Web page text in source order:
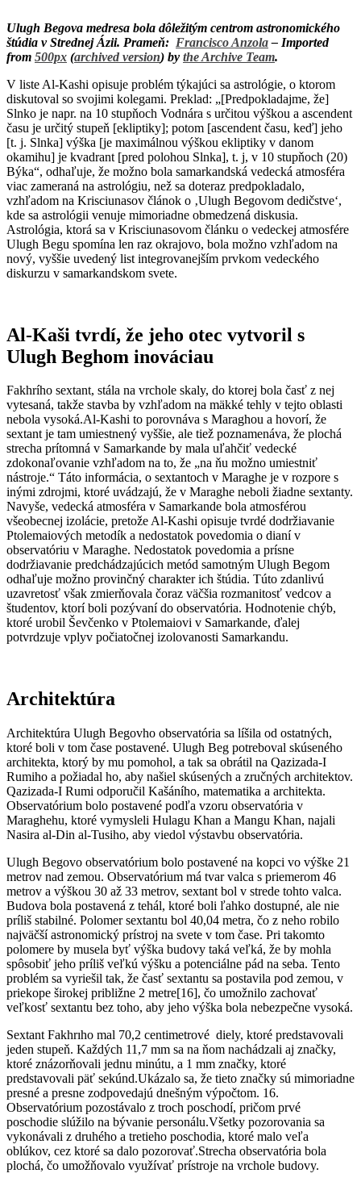
Ulugh Begova medresa bola dôležitým centrom astronomického
štúdia v Strednej Ázii. Prameň: Francisco Anzola– Imported
from 500px (archived version) by the Archive Team.
V liste Al-Kashi opisuje problém týkajúci sa astrológie, o ktorom
diskutoval so svojimi kolegami. Preklad: „[Predpokladajme, že]
Slnko je napr. na 10 stupňoch Vodnára s určitou výškou a ascendent
času je určitý stupeň [ekliptiky]; potom [ascendent času, keď] jeho
[t. j. Slnka] výška [je maximálnou výškou ekliptiky v danom
okamihu] je kvadrant [pred polohou Slnka], t. j, v 10 stupňoch (20)
Býka“, odhaľuje, že možno bola samarkandská vedecká atmosféra
viac zameraná na astrológiu, než sa doteraz predpokladalo,
vzhľadom na Krisciunasov článok o ‚Ulugh Begovom dedičstve‘,
kde sa astrológii venuje mimoriadne obmedzená diskusia.
Astrológia, ktorá sa v Krisciunasovom článku o vedeckej atmosfére
Ulugh Begu spomína len raz okrajovo, bola možno vzhľadom na
nový, vyššie uvedený list integrovanejším prvkom vedeckého
diskurzu v samarkandskom svete.
Al-Kaši tvrdí, že jeho otec vytvoril s
Ulugh Beghom inováciau
Fakhrího sextant, stála na vrchole skaly, do ktorej bola časť z nej
vytesaná, takže stavba by vzhľadom na mäkké tehly v tejto oblasti
nebola vysoká.Al-Kashi to porovnáva s Maraghou a hovorí, že
sextant je tam umiestnený vyššie, ale tiež poznamenáva, že plochá
strecha prítomná v Samarkande by mala uľahčiť vedecké
zdokonaľovanie vzhľadom na to, že „na ňu možno umiestniť
nástroje.“ Táto informácia, o sextantoch v Maraghe je v rozpore s
inými zdrojmi, ktoré uvádzajú, že v Maraghe neboli žiadne sextanty.
Navyše, vedecká atmosféra v Samarkande bola atmosférou
všeobecnej izolácie, pretože Al-Kashi opisuje tvrdé dodržiavanie
Ptolemaiových metodík a nedostatok povedomia o dianí v
observatóriu v Maraghe. Nedostatok povedomia a prísne
dodržiavanie predchádzajúcich metód samotným Ulugh Begom
odhaľuje možno provinčný charakter ich štúdia. Túto zdanlivú
uzavretosť však zmierňovala čoraz väčšia rozmanitosť vedcov a
študentov, ktorí boli pozývaní do observatória. Hodnotenie chýb,
ktoré urobil Ševčenko v Ptolemaiovi v Samarkande, ďalej
potvrdzuje vplyv počiatočnej izolovanosti Samarkandu.
Architektúra
Architektúra Ulugh Begovho observatória sa líšila od ostatných,
ktoré boli v tom čase postavené. Ulugh Beg potreboval skúseného
architekta, ktorý by mu pomohol, a tak sa obrátil na Qazizada-I
Rumiho a požiadal ho, aby našiel skúsených a zručných architektov.
Qazizada-I Rumi odporučil Kašáního, matematika a architekta.
Observatórium bolo postavené podľa vzoru observatória v
Maraghehu, ktoré vymysleli Hulagu Khan a Mangu Khan, najali
Nasira al-Din al-Tusiho, aby viedol výstavbu observatória.
Ulugh Begovo observatórium bolo postavené na kopci vo výške 21
metrov nad zemou. Observatórium má tvar valca s priemerom 46
metrov a výškou 30 až 33 metrov, sextant bol v strede tohto valca.
Budova bola postavená z tehál, ktoré boli ľahko dostupné, ale nie
príliš stabilné. Polomer sextantu bol 40,04 metra, čo z neho robilo
najväčší astronomický prístroj na svete v tom čase. Pri takomto
polomere by musela byť výška budovy taká veľká, že by mohla
spôsobiť jeho príliš veľkú výšku a potenciálne pád na seba. Tento
problém sa vyriešil tak, že časť sextantu sa postavila pod zemou, v
priekope širokej približne 2 metre[16], čo umožnilo zachovať
veľkosť sextantu bez toho, aby jeho výška bola nebezpečne vysoká.
Sextant Fakhrıho mal 70,2 centimetrové diely, ktoré predstavovali
jeden stupeň. Každých 11,7 mm sa na ňom nachádzali aj značky,
ktoré znázorňovali jednu minútu, a 1 mm značky, ktoré
predstavovali päť sekúnd.Ukázalo sa, že tieto značky sú mimoriadne
presné a presne zodpovedajú dnešným výpočtom. 16.
Observatórium pozostávalo z troch poschodí, pričom prvé
poschodie slúžilo na bývanie personálu.Všetky pozorovania sa
vykonávali z druhého a tretieho poschodia, ktoré malo veľa
oblúkov, cez ktoré sa dalo pozorovať.Strecha observatória bola
plochá, čo umožňovalo využívať prístroje na vrchole budovy.